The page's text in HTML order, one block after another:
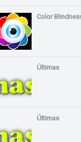
Color
Últimas
Últimas